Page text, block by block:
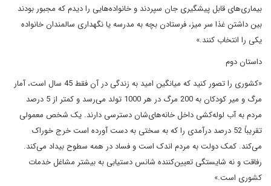
بیماری‌های قابل پیشگیری جان سپردند و خانواده‌هایی را دیدم که مجبور بودند
بین داشتن غذا سر میز، فرستادن بچه به مدرسه یا نگهداری سالمندان خانواده
یکی را انتخاب کنند.»
داستان دوم
«کشوری را تصور کنید که میانگین امید به زندگی در آن فقط 45 سال است، آمار
مرگ و میر کودکان به 200 مرگ در هر 1000 تولد می‌رسد و کمتر از 5 درصد
مردم به آب لوله‌کشی داخل خانه‌های‌شان دسترسی دارند. یک شخص معمولی
تقریباً 52 درصد درآمدی را که به سختی به دست آورده است خرج خوراک
می‌کند. کمک دولت به مردم اندک است و فساد در همه سطوح بیداد می‌کند.
رفاقت و نه شایستگی تعیین‌کننده شانس دستیابی به بیشتر مشاغل خدمات
کشوری است.»